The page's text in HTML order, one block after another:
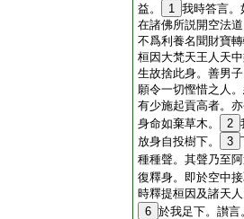
益。
1 我時答言。
在諸佛所説開空法
不爲利養名聞財寶
桓因大梵天王人天
生故捨此身。善男
願令一切慳惜之人
有少施起貢高者。
身命如棄草木。
2
放身自投樹下。
3
種種聲。其聲乃至
復釋身。即於空中
時釋提桓因及諸天
6 於我足下。讃